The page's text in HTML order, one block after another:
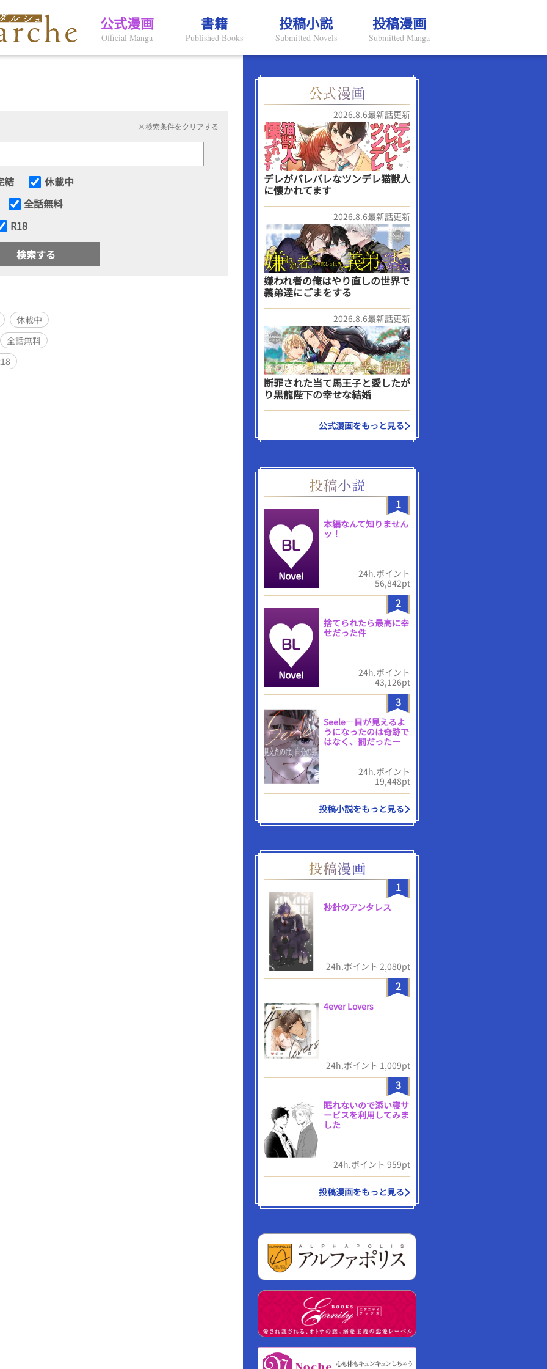
公式漫画
Official Manga
書籍
Published Books
投稿小説
Submitted Novels
投稿漫画
Submitted Manga
×検索条件をクリアする
結
休載中
全話無料
R18
休載中
全話無料
2026.8.6最新話更新
デレがバレバレなツンデレ猫獣人
に懐かれてます
2026.8.6最新話更新
嫌われ者の俺はやり直しの世界で
義弟達にごまをする
2026.8.6最新話更新
断罪された当て馬王子と愛したが
り黒龍陛下の幸せな結婚
公式漫画をもっと見る
1
本編なんて知りません
ッ！
24h.ポイント
56,842pt
2
捨てられたら最高に幸
せだった件
24h.ポイント
43,126pt
3
Seele―目が見えるよ
うになったのは奇跡で
はなく、罰だった―
24h.ポイント
19,448pt
投稿小説をもっと見る
1
秒針のアンタレス
24h.ポイント 2,080pt
2
4ever Lovers
24h.ポイント 1,009pt
3
眠れないので添い寝サ
ービスを利用してみま
した
24h.ポイント 959pt
投稿漫画をもっと見る